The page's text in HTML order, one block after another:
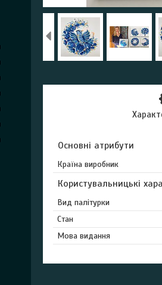
Основні атрибути
Країна виробник
Користувальницькі
Вид палітурки
Стан
Мова видання